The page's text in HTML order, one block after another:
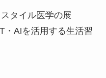
タイル医学の展
AIを活用する生活習